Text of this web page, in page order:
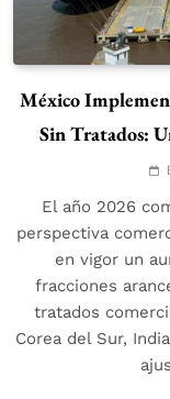
México
Sin Tratados:
El año 2026
perspectiva
en vigor un
fracciones
tratados
Corea del Sur,